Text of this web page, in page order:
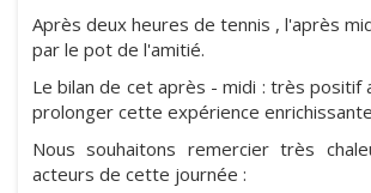
Après deux heures de tennis , l'après
par le pot de l'amitié.
Le bilan de cet après - midi : très positif
prolonger cette expérience
Nous souhaitons remercier très
acteurs de cette journée :